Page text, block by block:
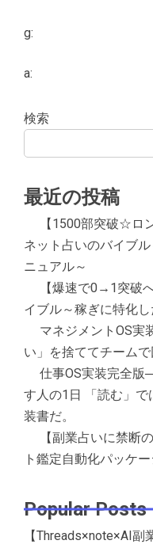
g:
a:
検索
最近の投稿
【1500部突破☆ロ
ネット占いのバイブ
ニュアル～
【爆速で0→1突破
イブル～稼ぎに特化
マネジメントOS実
い」を捨ててチームで
仕事OS実装完全版
す人の1日 「読む」
装書だ。
【副業占いに禁断
ト鑑定自動化パッケー
Popular Posts
【Threads×note×AI